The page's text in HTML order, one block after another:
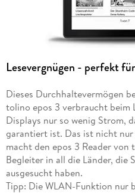
Lesevergnügen - perfekt
Dieses Durchhaltevermögen
tolino epos 3 verbraucht beim
Displays nur so wenig Strom,
garantiert ist. Das ist nicht
macht den epos 3 Reader von
Begleiter in all die Länder, die
ausgesucht haben.
Tipp: Die WLAN-Funktion nur